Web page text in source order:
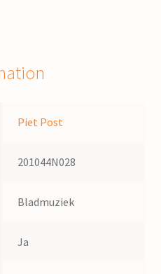
Piet Post
201044N028
Bladmuziek
Ja